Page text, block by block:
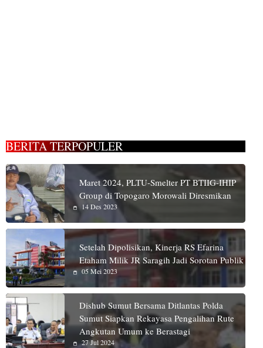
BERITA TERPOPULER
Maret 2024, PLTU-Smelter PT BTIIG-IHIP
Group di Topogaro Morowali Diresmikan
14 Des 2023
Setelah Dipolisikan, Kinerja RS Efarina
Etaham Milik JR Saragih Jadi Sorotan Publik
05 Mei 2023
Dishub Sumut Bersama Ditlantas Polda
Sumut Siapkan Rekayasa Pengalihan Rute
Angkutan Umum ke Berastagi
27 Jul 2024